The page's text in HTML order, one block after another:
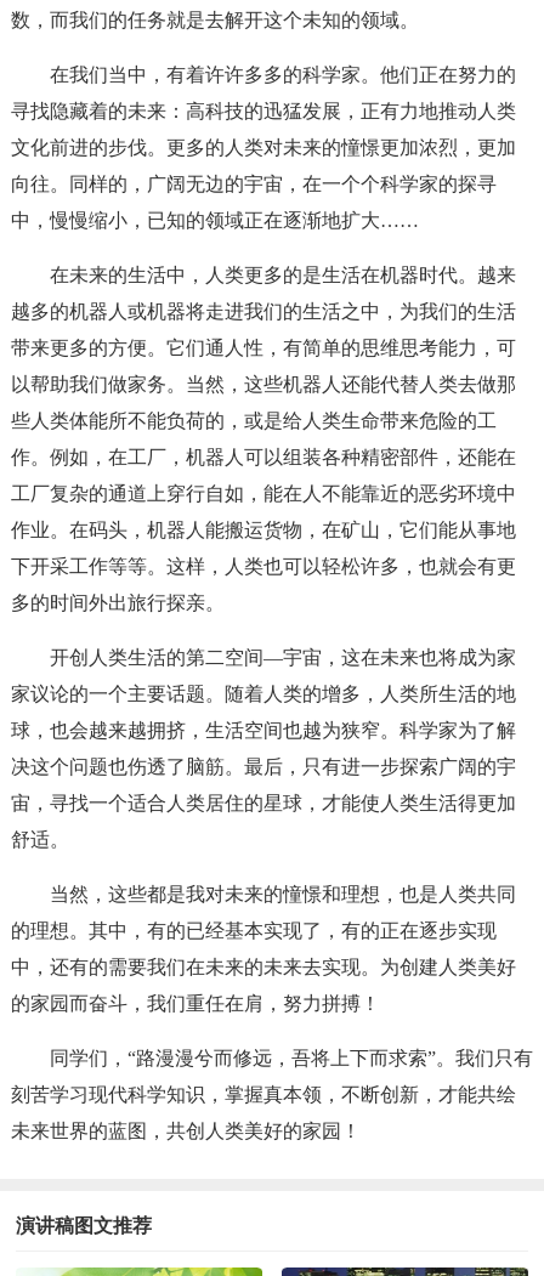
数，而我们的任务就是去解开这个未知的领域。
在我们当中，有着许许多多的科学家。他们正在努力的
寻找隐藏着的未来：高科技的迅猛发展，正有力地推动人类
文化前进的步伐。更多的人类对未来的憧憬更加浓烈，更加
向往。同样的，广阔无边的宇宙，在一个个科学家的探寻
中，慢慢缩小，已知的领域正在逐渐地扩大……
在未来的生活中，人类更多的是生活在机器时代。越来
越多的机器人或机器将走进我们的生活之中，为我们的生活
带来更多的方便。它们通人性，有简单的思维思考能力，可
以帮助我们做家务。当然，这些机器人还能代替人类去做那
些人类体能所不能负荷的，或是给人类生命带来危险的工
作。例如，在工厂，机器人可以组装各种精密部件，还能在
工厂复杂的通道上穿行自如，能在人不能靠近的恶劣环境中
作业。在码头，机器人能搬运货物，在矿山，它们能从事地
下开采工作等等。这样，人类也可以轻松许多，也就会有更
多的时间外出旅行探亲。
开创人类生活的第二空间—宇宙，这在未来也将成为家
家议论的一个主要话题。随着人类的增多，人类所生活的地
球，也会越来越拥挤，生活空间也越为狭窄。科学家为了解
决这个问题也伤透了脑筋。最后，只有进一步探索广阔的宇
宙，寻找一个适合人类居住的星球，才能使人类生活得更加
舒适。
当然，这些都是我对未来的憧憬和理想，也是人类共同
的理想。其中，有的已经基本实现了，有的正在逐步实现
中，还有的需要我们在未来的未来去实现。为创建人类美好
的家园而奋斗，我们重任在肩，努力拼搏！
同学们，“路漫漫兮而修远，吾将上下而求索”。我们只有
刻苦学习现代科学知识，掌握真本领，不断创新，才能共绘
未来世界的蓝图，共创人类美好的家园！
演讲稿图文推荐